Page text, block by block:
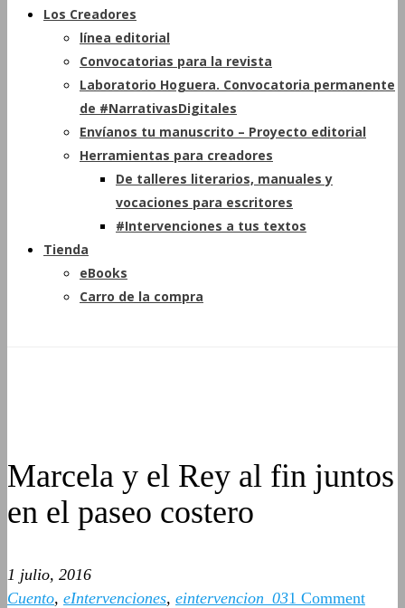
Los Creadores
línea editorial
Convocatorias para la revista
Laboratorio Hoguera. Convocatoria permanente
de #NarrativasDigitales
Envíanos tu manuscrito – Proyecto editorial
Herramientas para creadores
De talleres literarios, manuales y
vocaciones para escritores
#Intervenciones a tus textos
Tienda
eBooks
Carro de la compra
Marcela y el Rey al fin juntos
en el paseo costero
1 julio, 2016
Cuento, eIntervenciones, eintervencion_031 Comment